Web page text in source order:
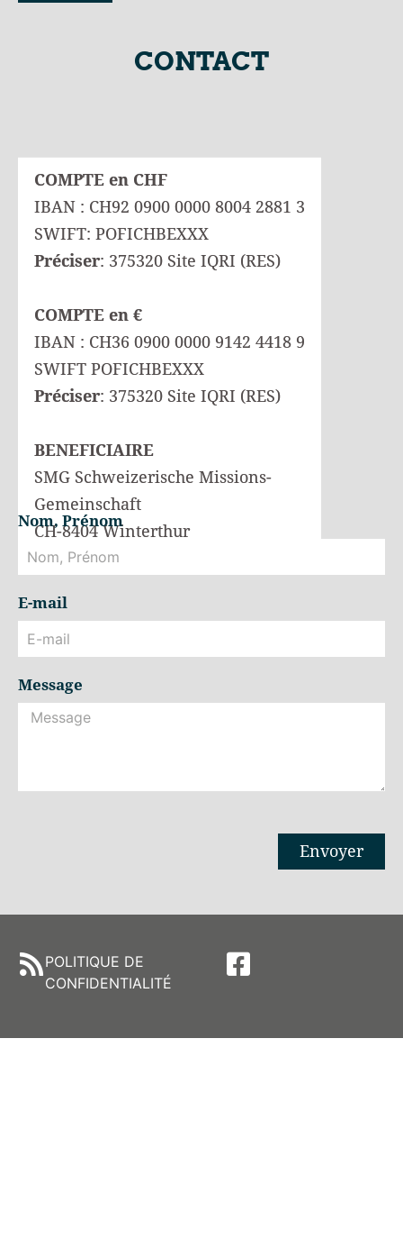
CONTACT
COMPTE en CHF
IBAN : CH92 0900 0000 8004 2881 3
SWIFT: POFICHBEXXX
Préciser: 375320 Site IQRI (RES)
COMPTE en €
IBAN : CH36 0900 0000 9142 4418 9
SWIFT POFICHBEXXX
Préciser: 375320 Site IQRI (RES)
BENEFICIAIRE
SMG Schweizerische Missions-
Gemeinschaft
CH-8404 Winterthur
Nom, Prénom
E-mail
Message
Envoyer
POLITIQUE DE
CONFIDENTIALITÉ